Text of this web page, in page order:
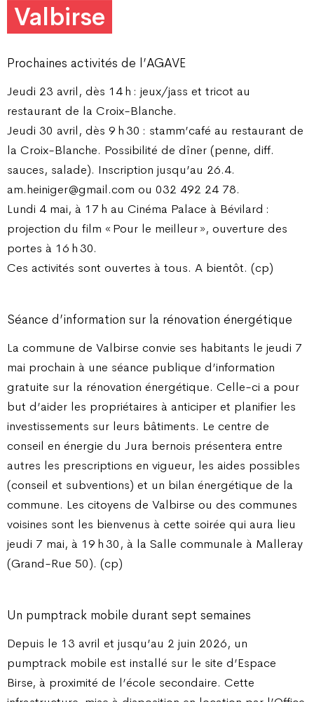
Valbirse
Prochaines activités de l’AGAVE
Jeudi 23 avril, dès 14 h : jeux/jass et tricot au
restaurant de la Croix-Blanche.
Jeudi 30 avril, dès 9 h 30 : stamm’café au restaurant de
la Croix-Blanche. Possibilité de dîner (penne, diff.
sauces, salade). Inscription jusqu’au 26.4.
am.heiniger@gmail.com ou 032 492 24 78.
Lundi 4 mai, à 17 h au Cinéma Palace à Bévilard :
projection du film « Pour le meilleur », ouverture des
portes à 16 h 30.
Ces activités sont ouvertes à tous. A bientôt. (cp)
Séance d’information sur la rénovation énergétique
La commune de Valbirse convie ses habitants le jeudi 7
mai prochain à une séance publique d’information
gratuite sur la rénovation énergétique. Celle-ci a pour
but d’aider les propriétaires à anticiper et planifier les
investissements sur leurs bâtiments. Le centre de
conseil en énergie du Jura bernois présentera entre
autres les prescriptions en vigueur, les aides possibles
(conseil et subventions) et un bilan énergétique de la
commune. Les citoyens de Valbirse ou des communes
voisines sont les bienvenus à cette soirée qui aura lieu
jeudi 7 mai, à 19 h 30, à la Salle communale à Malleray
(Grand-Rue 50). (cp)
Un pumptrack mobile durant sept semaines
Depuis le 13 avril et jusqu’au 2 juin 2026, un
pumptrack mobile est installé sur le site d’Espace
Birse, à proximité de l’école secondaire. Cette